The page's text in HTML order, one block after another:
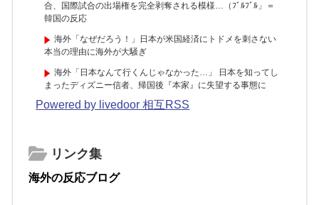
合、国際試合の出場権を完全剥奪される模様…（ﾌﾞﾙﾌﾞﾙ」＝
韓国の反応
海外「なぜだろう！」日本が米国経済にトドメを刺さない
本当の理由に海外が大騒ぎ
海外「日本なんて行くんじゃなかった…」 日本を知ってし
まったディズニー信者、帰国後『本家』に失望する事態に
Powered by livedoor 相互RSS
リンク集
海外の反応ブログ